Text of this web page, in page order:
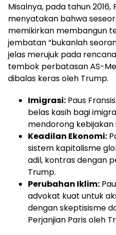
Misalnya, pada tahun 2016,
menyatakan bahwa
memikirkan membangun
jembatan “bukanlah
jelas merujuk pada
tembok perbatasan AS-
dibalas keras oleh Trump.
Imigrasi: Paus
belas kasih bagi
mendorong
Keadilan Ekonomi:
sistem kapitalisme
adil, kontras dengan
Trump.
Perubahan Iklim:
advokat kuat untuk
dengan skeptisisme
Perjanjian Paris oleh